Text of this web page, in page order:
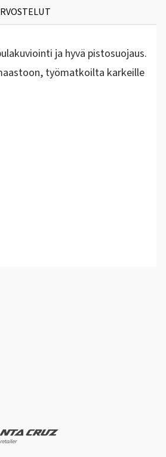
ja hyvä pistosuojaus.
työmatkoilta karkeille